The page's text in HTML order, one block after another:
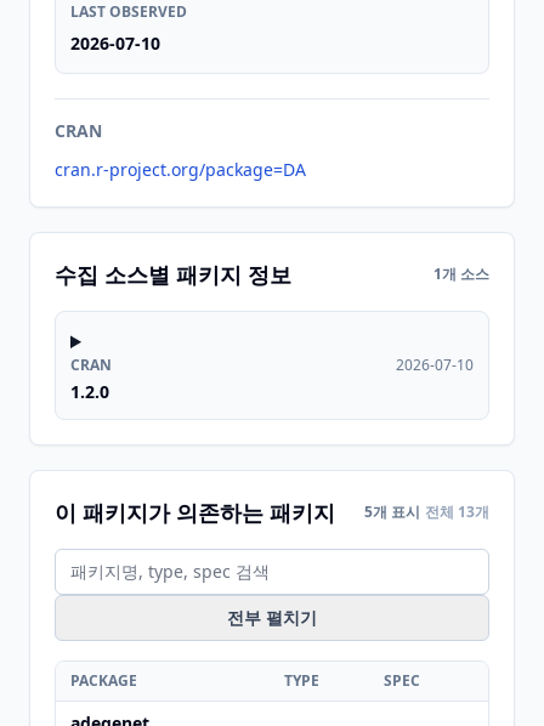
LAST OBSERVED
2026-07-10
CRAN
cran.r-project.org/package=DA
수집 소스별 패키지 정보 1개 소스
CRAN
1.2.0
2026-07-10
이 패키지가 의존하는 패키지 5개 표시 전체 13개
전부 펼치기
PACKAGE TYPE SPEC